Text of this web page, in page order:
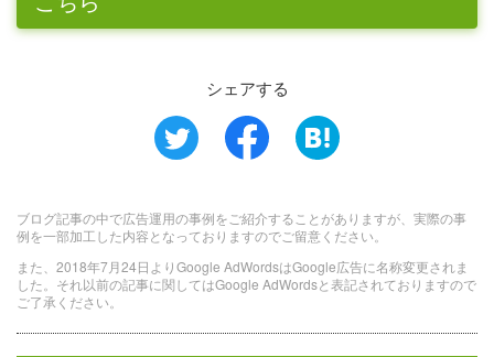
シェアする
ブログ記事の中で広告運用の事例をご紹介することがありますが、実際の事
例を一部加工した内容となっておりますのでご留意ください。
また、2018年7月24日よりGoogle AdWordsはGoogle広告に名称変更されま
した。それ以前の記事に関してはGoogle AdWordsと表記されておりますので
ご了承ください。